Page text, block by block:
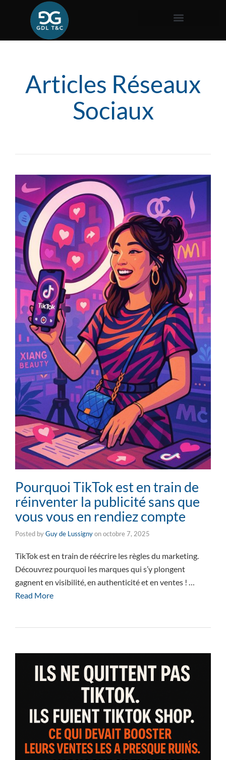
Articles Réseaux
Sociaux
Pourquoi TikTok est en train de
réinventer la publicité sans que
vous vous en rendiez compte
Posted byGuy de Lussignyonoctobre 7, 2025
TikTok est en train de réécrire les règles du marketing.
Découvrez pourquoi les marques qui s’y plongent
gagnent en visibilité, en authenticité et en ventes ! …
Read More